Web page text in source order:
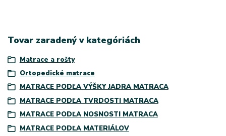
Tovar zaradený v kategóriách
Matrace a rošty
Ortopedické matrace
MATRACE PODĽA VÝŠKY JADRA MATRACA
MATRACE PODĽA TVRDOSTI MATRACA
MATRACE PODĽA NOSNOSTI MATRACA
MATRACE PODĽA MATERIÁLOV